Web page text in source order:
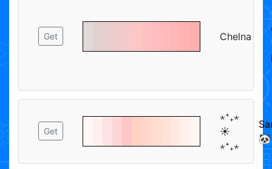
Get Chelna
Get
⋆⁺₊⋆
☀︎
⋆⁺₊⋆
🐼